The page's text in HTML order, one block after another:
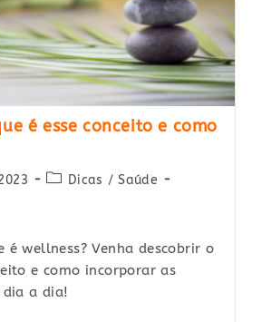
é esse conceito e como
PostDicas / Saúde
é wellness? Venha descobrir o
e como incorporar as
a dia!